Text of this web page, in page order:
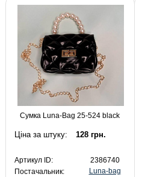
Сумка Luna-Bag 25-524 black
Ціна за штуку: 128 грн.
Артикул ID:
2386740
Постачальник:
Luna-bag